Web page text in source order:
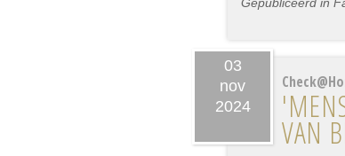
03
nov
2024
VAN